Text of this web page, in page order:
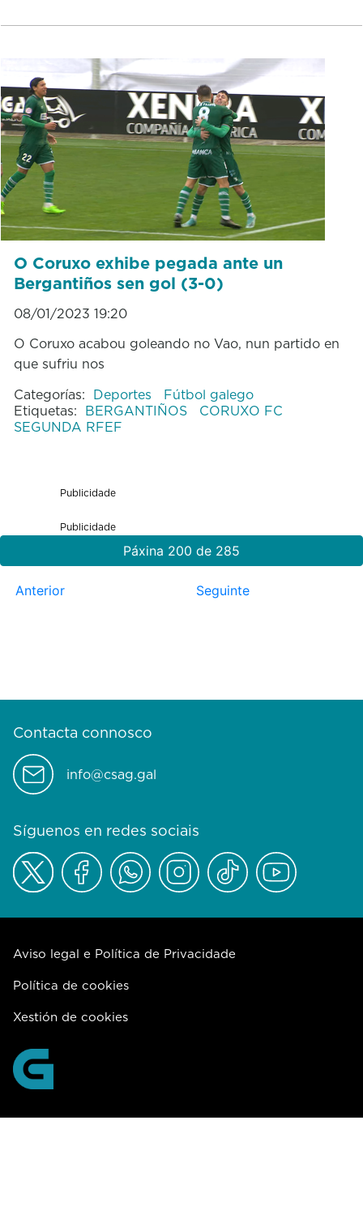
O Coruxo exhibe pegada ante un
Bergantiños sen gol (3-0)
08/01/2023 19:20
O Coruxo acabou goleando no Vao, nun partido en
que sufriu nos
Categorías: Deportes
Fútbol galego
Etiquetas: BERGANTIÑOS
CORUXO FC
SEGUNDA RFEF
Publicidade
Publicidade
Páxina 200 de 285
Anterior Seguinte
Contacta connosco
info@csag.gal
Síguenos en redes sociais
Aviso legal e Política de Privacidade
Política de cookies
Xestión de cookies